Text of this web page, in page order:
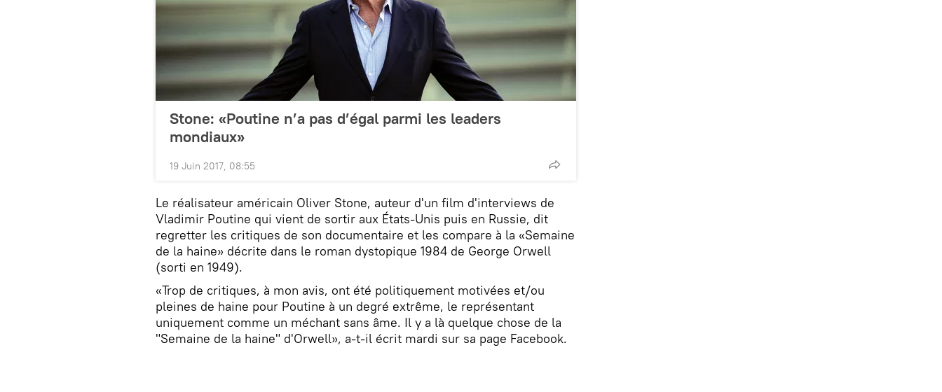
Stone: «Poutine n’a pas d’égal parmi les leaders
mondiaux»
19 Juin 2017, 08:55
Le réalisateur américain Oliver Stone, auteur d'un film d'interviews de
Vladimir Poutine qui vient de sortir aux États-Unis puis en Russie, dit
regretter les critiques de son documentaire et les compare à la «Semaine
de la haine» décrite dans le roman dystopique 1984 de George Orwell
(sorti en 1949).
«Trop de critiques, à mon avis, ont été politiquement motivées et/ou
pleines de haine pour Poutine à un degré extrême, le représentant
uniquement comme un méchant sans âme. Il y a là quelque chose de la
"Semaine de la haine" d'Orwell», a-t-il écrit mardi sur sa page Facebook.